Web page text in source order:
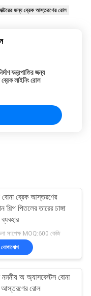
জন্য ব্রেক আস্তরণের রোল
যন্ত্রপাতির জন্য
লাইনিং রোল
বোনা ব্রেক আস্তরণের
শিল্প পিতলের তারের চাঙ্গা
সাপেক্ষ MOQ:600 কেজি
যোগাযোগ
নমনীয় অ অ্যাসবেস্টস বোনা
আস্তরণের রোল